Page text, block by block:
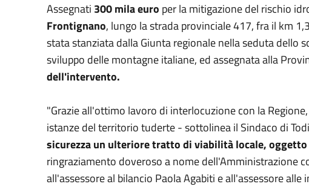
Assegnati 300 mila euro per la mitigazione del rischio
Frontignano, lungo la strada provinciale 417, fra il km
stata stanziata dalla Giunta regionale nella seduta dello
sviluppo delle montagne italiane, ed assegnata alla
dell'intervento.
"Grazie all'ottimo lavoro di interlocuzione con la
istanze del territorio tuderte - sottolinea il Sindaco di
sicurezza un ulteriore tratto di viabilità locale,
ringraziamento doveroso a nome dell'Amministrazione
all'assessore al bilancio Paola Agabiti e all'assessore